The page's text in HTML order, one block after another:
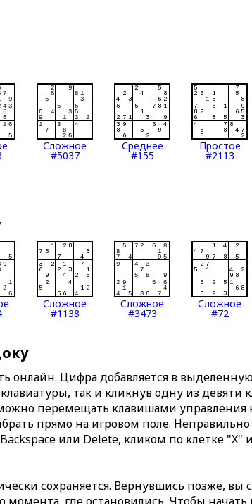
Сложное
#5037
Среднее
#155
Простое
#2113
Сложное
#1138
Сложное
#3473
Сложное
#72
онлайн. Цифра добавляется в
так и кликнув одну из девяти
перемещать клавишами управления
прямо на игровом поле.
или Delete, кликом по клетке "X"
сохраняется. Вернувшись позже, вы